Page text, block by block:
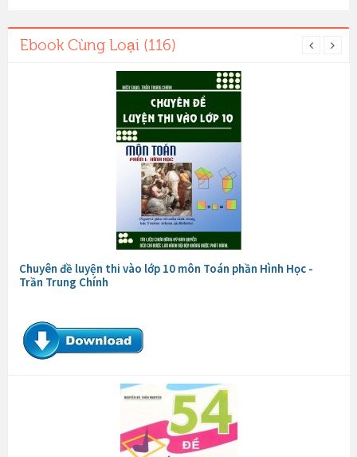
Ebook Cùng Loại (116)
Chuyên đề luyện thi vào lớp 10 môn Toán phần Hình Học -
Trần Trung Chính